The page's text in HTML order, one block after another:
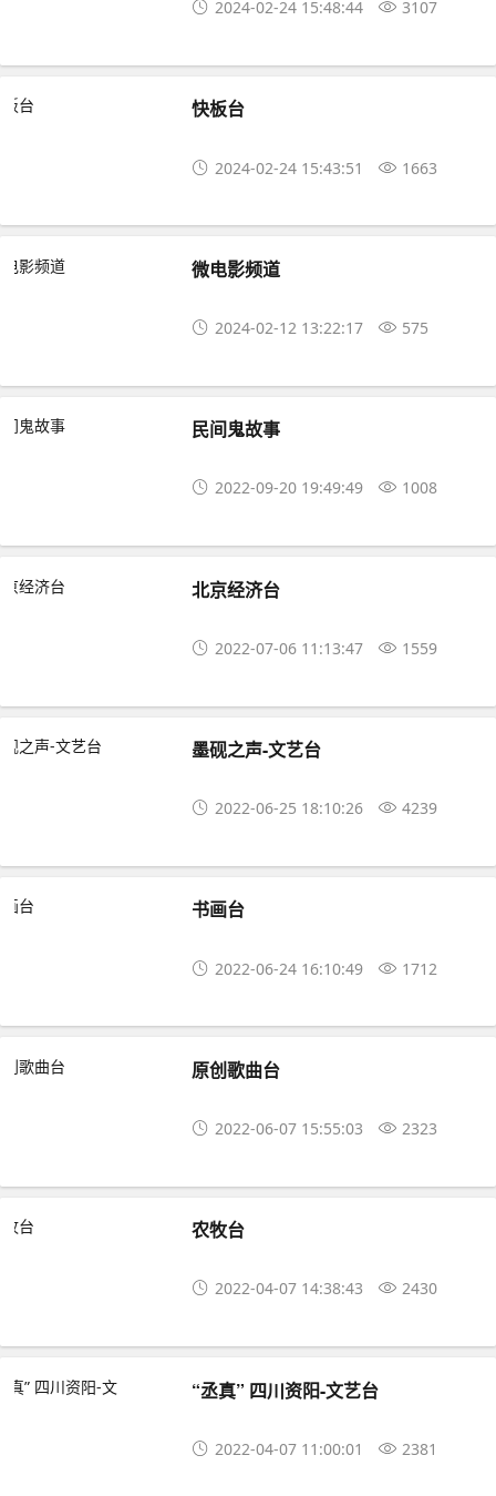
2024-02-24 15:48:44 3107
快板台
2024-02-24 15:43:51 1663
微电影频道
2024-02-12 13:22:17 575
民间鬼故事
2022-09-20 19:49:49 1008
北京经济台
2022-07-06 11:13:47 1559
墨砚之声-文艺台
2022-06-25 18:10:26 4239
书画台
2022-06-24 16:10:49 1712
原创歌曲台
2022-06-07 15:55:03 2323
农牧台
2022-04-07 14:38:43 2430
“丞真” 四川资阳-文艺台
2022-04-07 11:00:01 2381